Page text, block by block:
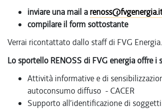
inviare una mail a
compilare il form sottostante
Verrai ricontattato dallo staff di FVG Energia.
Lo sportello RENOSS di FVG energia offre i
Attività informative e di
autoconsumo diffuso - CACER
Supporto all’identificazione di